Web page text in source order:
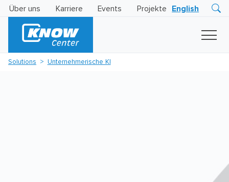
Über uns Karriere Events Projekte English
Solutions Unternehmerische KI